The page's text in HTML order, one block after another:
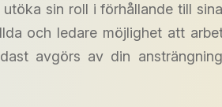
sin roll i förhållande till
och ledare möjlighet att
avgörs av din